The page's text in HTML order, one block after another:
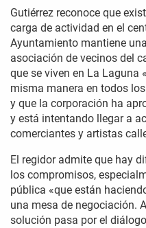
Gutiérrez reconoce que
carga de actividad en el
Ayuntamiento mantiene
asociación de vecinos del
que se viven en La Laguna
misma manera en todos
y que la corporación ha
y está intentando llegar a
comerciantes y artistas
El regidor admite que hay
los compromisos,
pública «que están
una mesa de negociación.
solución pasa por el